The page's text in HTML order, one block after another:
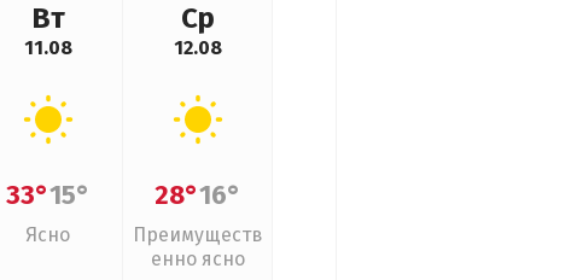
Вт
11.08
33°15°
Ясно
Ср
12.08
28°16°
Преимуществ
енно ясно